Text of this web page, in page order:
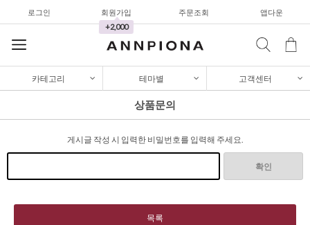
로그인 회원가입
+2,000
주문조회 앱다운
셔츠&블라우스
한정세일
셔츠&블라우스
가디건/니트
카테고리 테마별 고객센터
상품문의
게시글 작성 시 입력한 비밀번호를 입력해 주세요.
확인
목록